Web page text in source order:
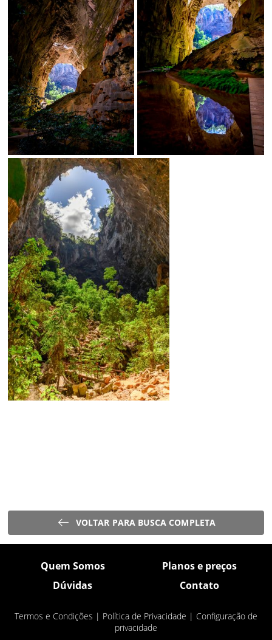
VOLTAR PARA BUSCA COMPLETA
Quem Somos
Planos e preços
Dúvidas
Contato
Termos e Condições | Política de Privacidade | Configuração de
privacidade